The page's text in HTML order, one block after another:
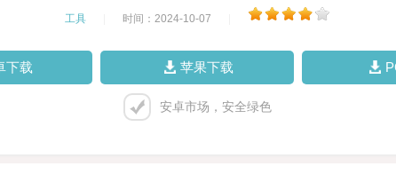
工具 时间：2024-10-07
下载 苹果下载
安卓市场，安全绿色